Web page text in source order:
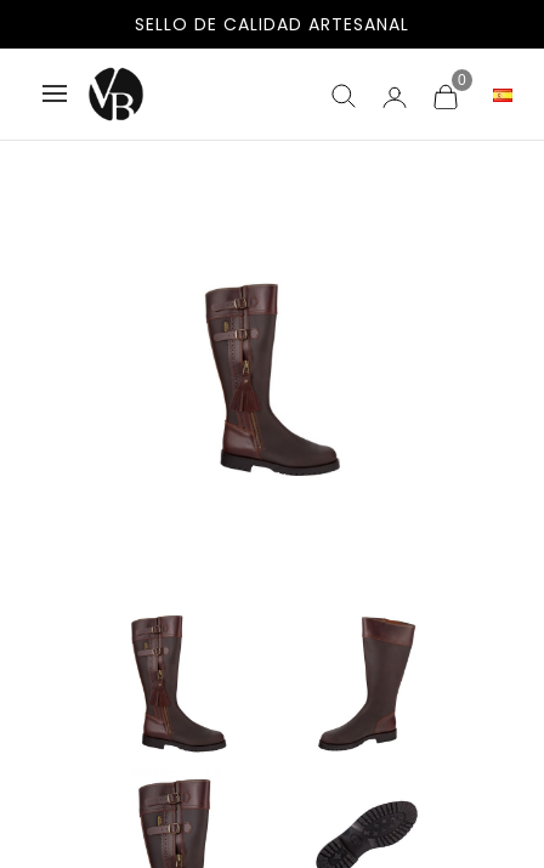
SELLO DE CALIDAD ARTESANAL
ENVÍOS GRATIS A ESPAÑA Y PORTUGAL
0